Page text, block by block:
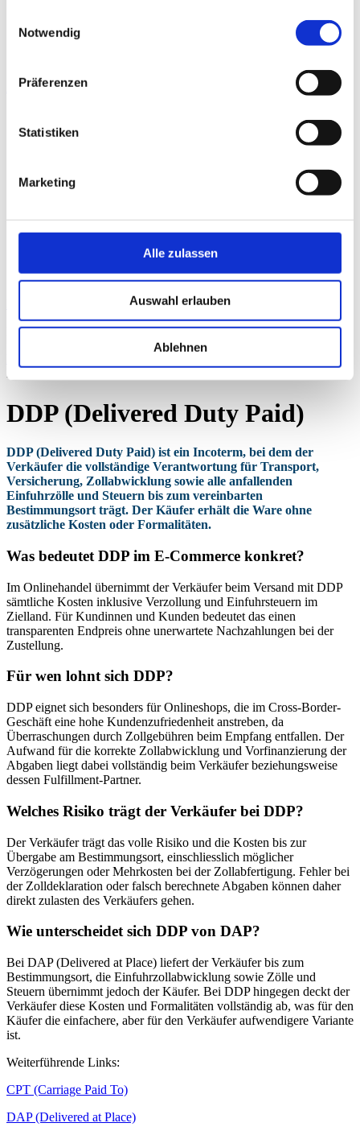
Notwendig
Präferenzen
Statistiken
Marketing
Alle zulassen
Auswahl erlauben
Ablehnen
Angebot anfragen
Ressourcen
DDP (Delivered Duty Paid)
DDP (Delivered Duty Paid) ist ein Incoterm, bei dem der
Verkäufer die vollständige Verantwortung für Transport,
Versicherung, Zollabwicklung sowie alle anfallenden
Einfuhrzölle und Steuern bis zum vereinbarten
Bestimmungsort trägt. Der Käufer erhält die Ware ohne
zusätzliche Kosten oder Formalitäten.
Was bedeutet DDP im E-Commerce konkret?
Im Onlinehandel übernimmt der Verkäufer beim Versand mit DDP
sämtliche Kosten inklusive Verzollung und Einfuhrsteuern im
Zielland. Für Kundinnen und Kunden bedeutet das einen
transparenten Endpreis ohne unerwartete Nachzahlungen bei der
Zustellung.
Für wen lohnt sich DDP?
DDP eignet sich besonders für Onlineshops, die im Cross-Border-
Geschäft eine hohe Kundenzufriedenheit anstreben, da
Überraschungen durch Zollgebühren beim Empfang entfallen. Der
Aufwand für die korrekte Zollabwicklung und Vorfinanzierung der
Abgaben liegt dabei vollständig beim Verkäufer beziehungsweise
dessen Fulfillment-Partner.
Welches Risiko trägt der Verkäufer bei DDP?
Der Verkäufer trägt das volle Risiko und die Kosten bis zur
Übergabe am Bestimmungsort, einschliesslich möglicher
Verzögerungen oder Mehrkosten bei der Zollabfertigung. Fehler bei
der Zolldeklaration oder falsch berechnete Abgaben können daher
direkt zulasten des Verkäufers gehen.
Wie unterscheidet sich DDP von DAP?
Bei DAP (Delivered at Place) liefert der Verkäufer bis zum
Bestimmungsort, die Einfuhrzollabwicklung sowie Zölle und
Steuern übernimmt jedoch der Käufer. Bei DDP hingegen deckt der
Verkäufer diese Kosten und Formalitäten vollständig ab, was für den
Käufer die einfachere, aber für den Verkäufer aufwendigere Variante
ist.
Weiterführende Links:
CPT (Carriage Paid To)
DAP (Delivered at Place)